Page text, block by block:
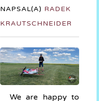
NAPSAL(A) RADEK
KRAUTSCHNEIDER
We are happy to